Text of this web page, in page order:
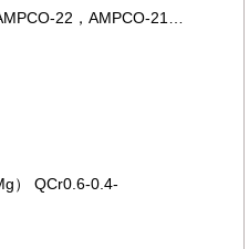
22，AMPCO-21…
） QCr0.6-0.4-